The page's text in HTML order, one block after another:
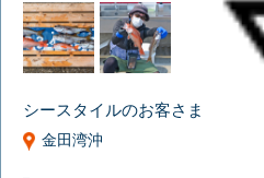
シースタイルのお客さま
金田湾沖